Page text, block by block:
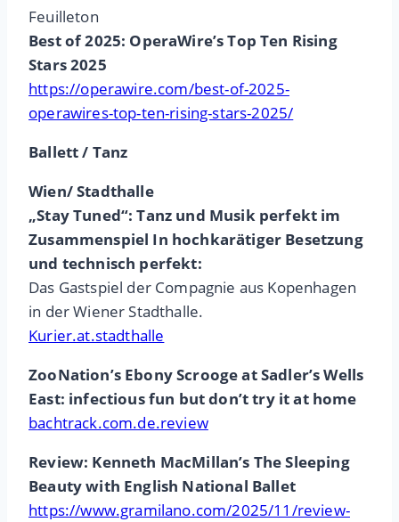
Feuilleton
Best of 2025: OperaWire’s Top Ten Rising
Stars 2025
https://operawire.com/best-of-2025-
operawires-top-ten-rising-stars-2025/
Ballett / Tanz
Wien/ Stadthalle
„Stay Tuned“: Tanz und Musik perfekt im
Zusammenspiel In hochkarätiger Besetzung
und technisch perfekt:
Das Gastspiel der Compagnie aus Kopenhagen
in der Wiener Stadthalle.
Kurier.at.stadthalle
ZooNation’s Ebony Scrooge at Sadler’s Wells
East: infectious fun but don’t try it at home
bachtrack.com.de.review
Review: Kenneth MacMillan’s The Sleeping
Beauty with English National Ballet
https://www.gramilano.com/2025/11/review-